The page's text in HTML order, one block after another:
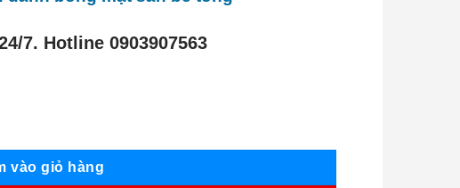
7. Hotline 0903907563
vào giỏ hàng